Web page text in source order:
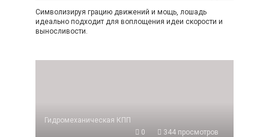
Символизируя грацию движений и мощь, лошадь
идеально подходит для воплощения идеи скорости и
выносливости.
Гидромеханическая КПП
0
344 просмотров